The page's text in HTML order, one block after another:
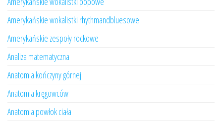
Amerykańskie wokalistki rhythmandbluesowe
Amerykańskie zespoły rockowe
Analiza matematyczna
Anatomia kończyny górnej
Anatomia kręgowców
Anatomia powłok ciała